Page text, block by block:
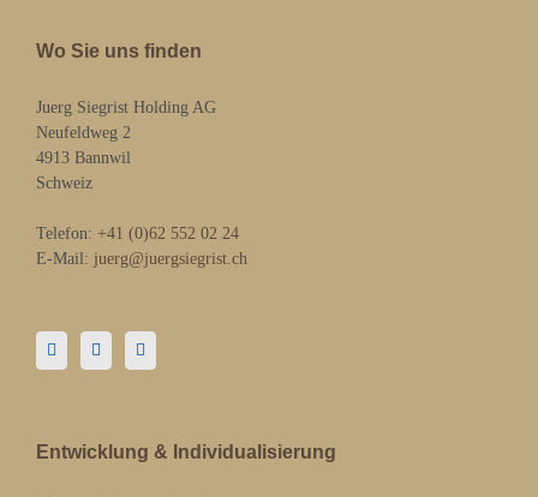
Wo Sie uns finden
Juerg Siegrist Holding AG
Neufeldweg 2
4913 Bannwil
Schweiz
Telefon: +41 (0)62 552 02 24
E-Mail: juerg@juergsiegrist.ch
Entwicklung & Individualisierung